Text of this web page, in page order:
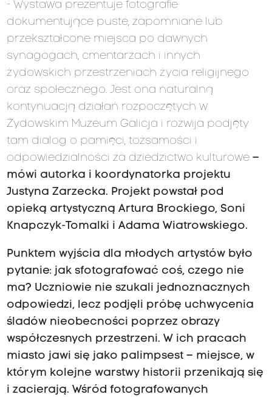
- Wystawa prezentuje fotografie
dokumentujące puste, zapomniane lub
przekształcone miejsca po dawnych
synagogach, cmentarzach i innych
żydowskich przestrzeniach życia religijnego
oraz społecznego. Jest ona naturalną
kontynuacją działań rozpoczętych w
Żydowskim Muzeum Galicja i rozwija podjęty
tam dialog o pamięci, tożsamości i
odpowiedzialności za dziedzictwo kulturowe–
mówi autorka i koordynatorka projektu
Justyna Zarzecka. Projekt powstał pod
opieką artystyczną Artura Brockiego, Soni
Knapczyk-Tomalki i Adama Wiatrowskiego.
Punktem wyjścia dla młodych artystów było
pytanie: jak sfotografować coś, czego nie
ma? Uczniowie nie szukali jednoznacznych
odpowiedzi, lecz podjęli próbę uchwycenia
śladów nieobecności poprzez obrazy
współczesnych przestrzeni. W ich pracach
miasto jawi się jako palimpsest – miejsce, w
którym kolejne warstwy historii przenikają się
i zacierają. Wśród fotografowanych